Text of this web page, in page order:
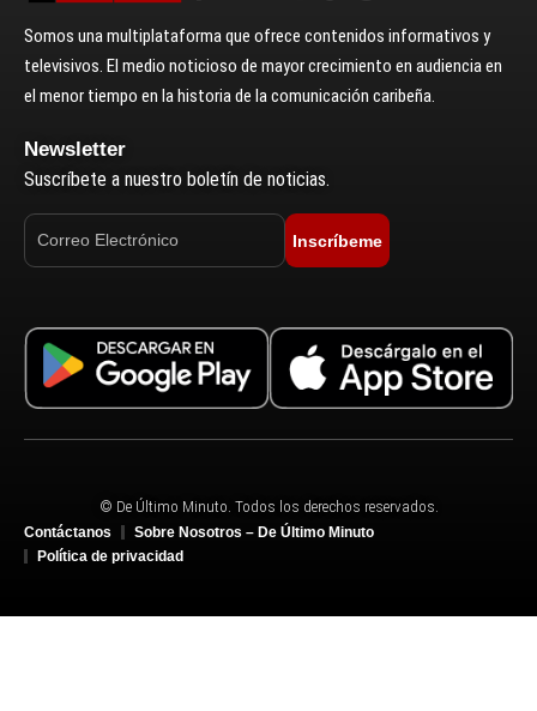
Somos una multiplataforma que ofrece contenidos informativos y
televisivos. El medio noticioso de mayor crecimiento en audiencia en
el menor tiempo en la historia de la comunicación caribeña.
Newsletter
Suscríbete a nuestro boletín de noticias.
Inscríbeme
© De Último Minuto. Todos los derechos reservados.
Contáctanos
Sobre Nosotros – De Último Minuto
Política de privacidad